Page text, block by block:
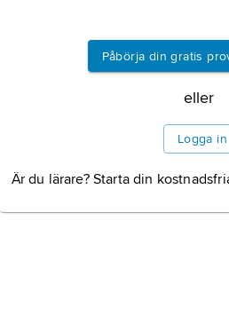
Påbörja din gratis
eller
Logga in
Är du lärare? Starta din